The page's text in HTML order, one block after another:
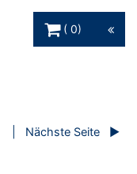
0
Nächste Seite